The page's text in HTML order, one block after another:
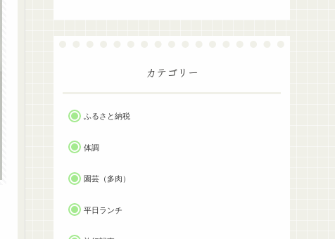
カテゴリー
ふるさと納税
体調
園芸（多肉）
平日ランチ